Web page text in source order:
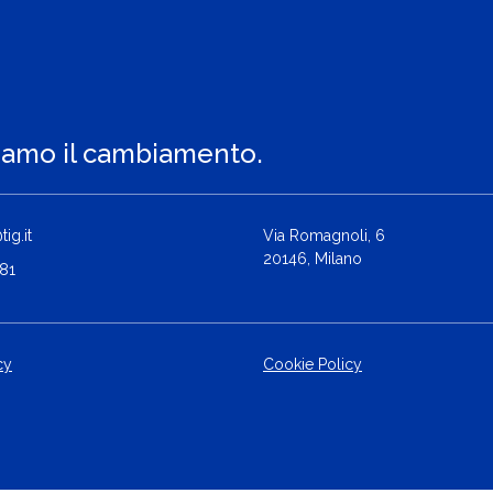
il cambiamento.
Via Romagnoli, 6
20146, Milano
Cookie Policy